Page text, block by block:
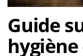
Rencontres Gay
Livesex Cam
Guide